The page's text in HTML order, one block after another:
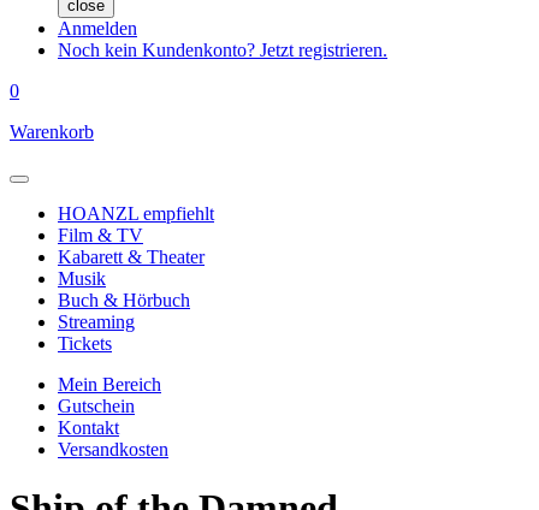
close
Anmelden
Noch kein Kundenkonto? Jetzt registrieren.
0
Warenkorb
HOANZL empfiehlt
Film & TV
Kabarett & Theater
Musik
Buch & Hörbuch
Streaming
Tickets
Mein Bereich
Gutschein
Kontakt
Versandkosten